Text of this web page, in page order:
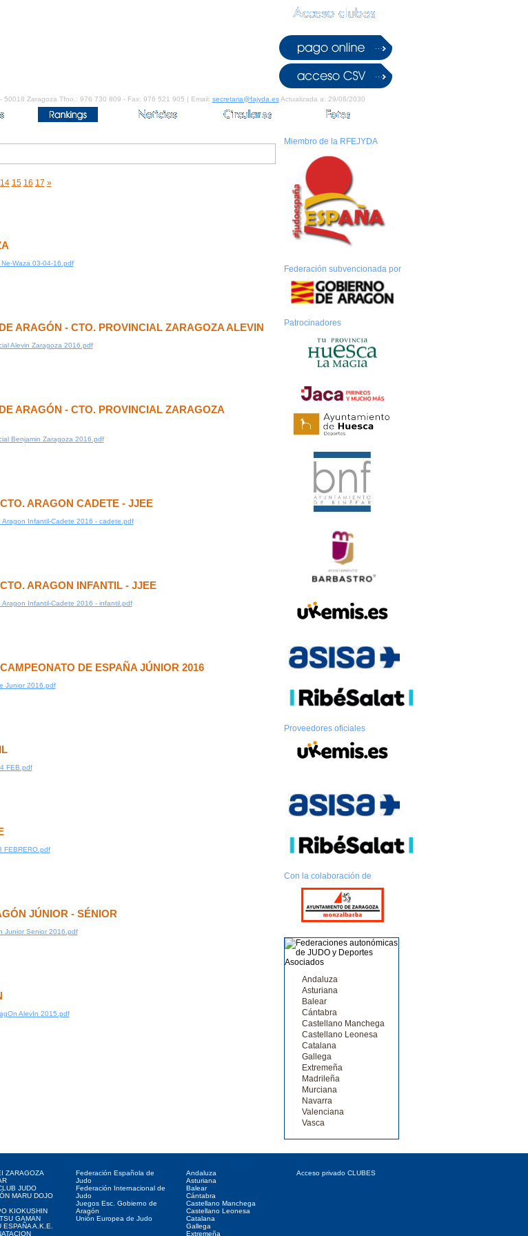
Zaragoza Tfno.: 976 730 809 - Fax: 976 521 905 | Email: secretaria@fajyda.esActualizada a: 29/08/2030
14 15 16 17 »
Waza 03-04-16.pdf
ARAGÓN - CTO. PROVINCIAL ZARAGOZA ALEVIN
Alevin Zaragoza 2016.pdf
ARAGÓN - CTO. PROVINCIAL ZARAGOZA
Benjamin Zaragoza 2016.pdf
ARAGON CADETE - JJEE
Aragon Infantil-Cadete 2016 - cadete.pdf
ARAGON INFANTIL - JJEE
Aragon Infantil-Cadete 2016 - infantil.pdf
DE ESPAÑA JÚNIOR 2016
Junior 2016.pdf
FEB.pdf
FEBRERO.pdf
JÚNIOR - SÉNIOR
Junior Senior 2016.pdf
AlevIn 2015.pdf
Miembro de la RFEJYDA
Federación subvencionada por
Patrocinadores
Proveedores oficiales
Con la colaboración de
Andaluza
Asturiana
Balear
Cántabra
Castellano Manchega
Castellano Leonesa
Catalana
Gallega
Extremeña
Madrileña
Murciana
Navarra
Valenciana
Vasca
ZARAGOZA
JUDO
MARU DOJO
KIOKUSHIN
GAMAN
ESPAÑA A.K.E.
Federación Española de
Judo
Federación Internacional de
Judo
Juegos Esc. Gobierno de
Aragón
Unión Europea de Judo
Andaluza
Asturiana
Balear
Cántabra
Castellano Manchega
Castellano Leonesa
Catalana
Gallega
Extremeña
Acceso privado CLUBES